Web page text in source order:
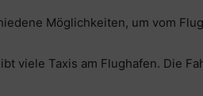
Möglichkeiten, um vom
viele Taxis am Flughafen. Die